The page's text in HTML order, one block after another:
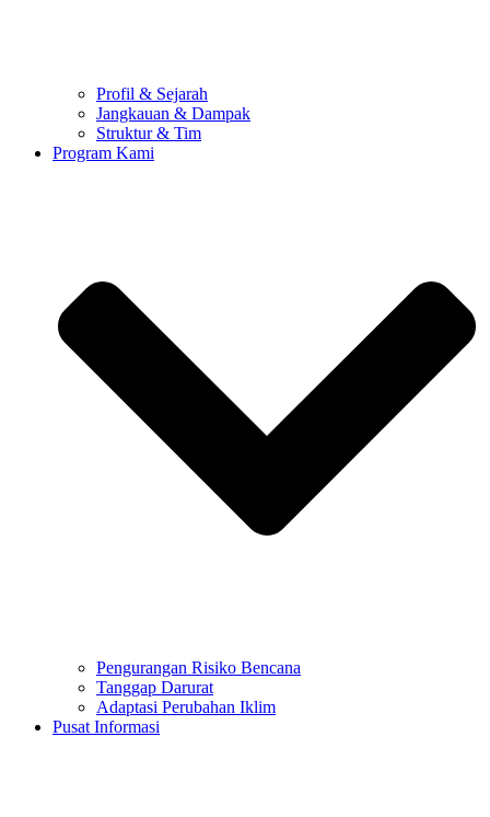
Profil & Sejarah
Jangkauan & Dampak
Struktur & Tim
Program Kami
Pengurangan Risiko Bencana
Tanggap Darurat
Adaptasi Perubahan Iklim
Pusat Informasi